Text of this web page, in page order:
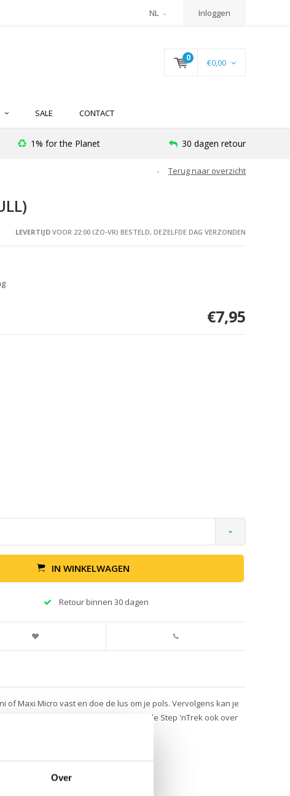
Over
NL Inloggen
0 €0,00
SALE CONTACT
1% for the Planet 30 dagen retour
Terug naar overzicht
LEVERTIJDVOOR 22:00 (ZO-VR) BESTELD, DEZELFDE DAG VERZONDEN
€7,95
IN WINKELWAGEN
Retour binnen 30 dagen
of Maxi Micro vast en doe de lus om je pols. Vervolgens kan je
Daarnaast is kun je de step met de Step 'nTrek ook over
van kunt hebben.